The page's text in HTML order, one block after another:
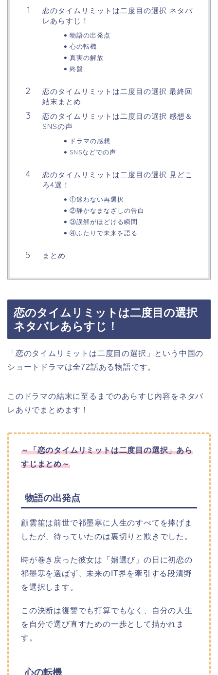
恋のタイムリミットは二度目の選択 ネタバ
レあらすじ！
物語の出発点
心の転機
真実の解放
終盤
恋のタイムリミットは二度目の選択 最終回
結末まとめ
恋のタイムリミットは二度目の選択 感想＆
SNSの声
ドラマの感想
SNSなどでの声
恋のタイムリミットは二度目の選択 見どこ
ろ4選！
①迷わない再選択
②静かなまなざしの告白
③誤解がほどける瞬間
④ふたりで未来を語る
まとめ
恋のタイムリミットは二度目の選択
ネタバレあらすじ！
「恋のタイムリミットは二度目の選択」という中国の
ショートドラマは全72話ある物語です。
このドラマの結末に至るまでのあらすじ内容をネタバ
レありでまとめます！
～「恋のタイムリミットは二度目の選択」あら
すじまとめ～
物語の出発点
顧雲笙は前世で祁墨寒に人生のすべてを捧げま
したが、待っていたのは裏切りと欺きでした。​
時が巻き戻った彼女は「婿選び」の日に初恋の
祁墨寒を選ばず、未来のIT界を牽引する段清野
を選択します。​
この決断は復讐でも打算でもなく、自分の人生
を自分で選び直すための一歩として描かれま
す。​
心の転機